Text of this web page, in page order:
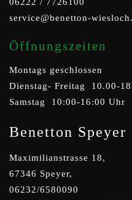
service@benetton-
Öffnungszeiten
Montags geschlossen
Dienstag- Freitag 10.00-
Samstag 10:00-16:00 Uhr
Benetton Speyer
Maximilianstrasse 18,
67346 Speyer,
06232/6580090